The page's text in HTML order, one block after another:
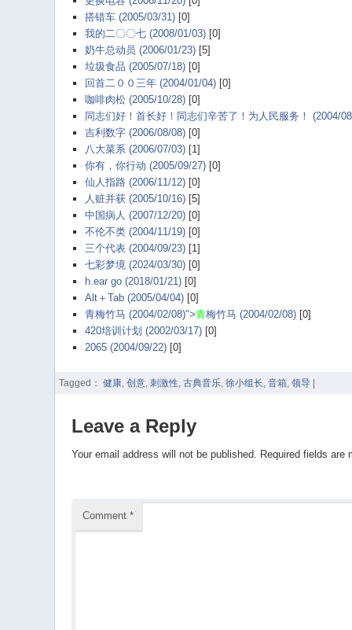
搭错车 (2005/03/31)[0]
我的二〇〇七 (2008/01/03)[0]
奶牛总动员 (2006/01/23)[5]
垃圾食品 (2005/07/18)[0]
回首二００三年 (2004/01/04)[0]
咖啡肉松 (2005/10/28)[0]
同志们好！首长好！同志们辛苦了！为人民服务！ (2004/
吉利数字 (2006/08/08)[0]
八大菜系 (2006/07/03)[1]
你有，你行动 (2005/09/27)[0]
仙人指路 (2006/11/12)[0]
人赃并获 (2005/10/16)[5]
中国病人 (2007/12/20)[0]
不伦不类 (2004/11/19)[0]
三个代表 (2004/09/23)[1]
七彩梦境 (2024/03/30)[0]
h.ear go (2018/01/21)[0]
Alt＋Tab (2005/04/04)[0]
青梅竹马 (2004/02/08)">青梅竹马 (2004/02/08)[0]
420培训计划 (2002/03/17)[0]
2065 (2004/09/22)[0]
Tagged： 健康, 创意, 刺激性, 古典音乐, 徐小组长, 音箱, 领导
Leave a Reply
Your email address will not be published. Required fields are
Comment *